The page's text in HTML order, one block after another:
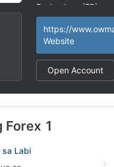
Derivatives (EP)
|
Mga Broker ng
|
| Regulasyon sa Labi
https://
Website
Open Account
Forex 1
sa Labi